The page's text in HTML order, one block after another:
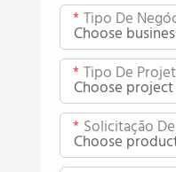
Tipo De
Tipo De
Solicitação